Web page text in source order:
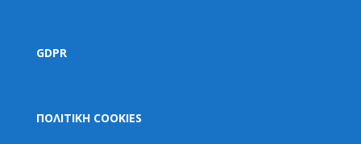
GDPR
ΠΟΛΙΤΙΚΗ COOKIES